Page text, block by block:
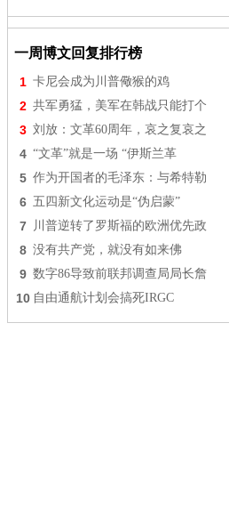
一周博文回复排行榜
1 卡尼会成为川普儆猴的鸡
2 共军勇猛，美军在韩战只能打个
3 刘放：文革60周年，哀之复哀之
4 “文革”就是一场 “伊斯兰革
5 作为开国者的毛泽东：与希特勒
6 五四新文化运动是“伪启蒙”
7 川普逆转了罗斯福的欧洲优先政
8 没有共产党，就没有如来佛
9 数字86导致前联邦调查局局长詹
10 自由通航计划会搞死IRGC